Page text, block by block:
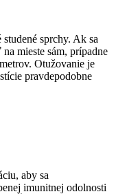
sprchy. Ak sa
mieste sám, prípadne
Otužovanie je
pravdepodobne
aby sa
imunitnej odolnosti